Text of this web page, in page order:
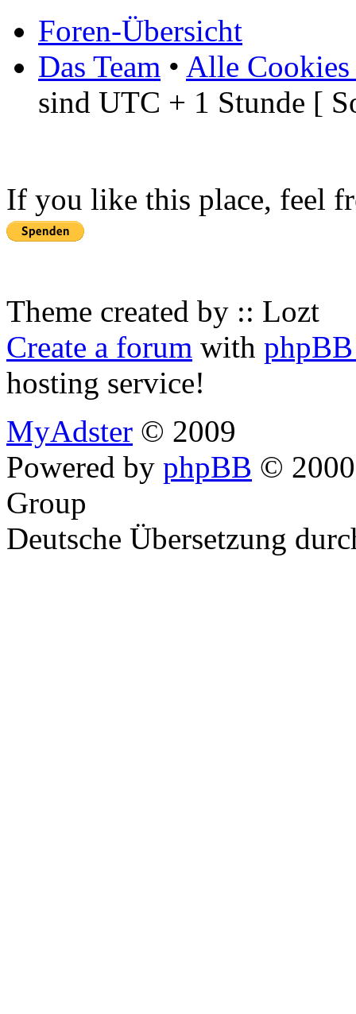
Foren-Übersicht
Das Team • Alle Cookies
sind UTC + 1 Stunde [
If you like this place, feel
Theme created by :: Lozt
Create a forum with
hosting service!
MyAdster © 2009
Powered by phpBB ©
Group
Deutsche Übersetzung